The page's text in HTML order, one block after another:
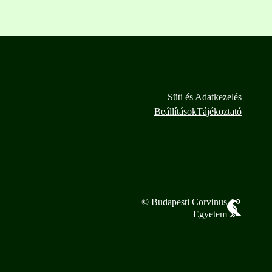
Süti és Adatkezelés
BeállításokTájékoztató
© Budapesti Corvinus
Egyetem